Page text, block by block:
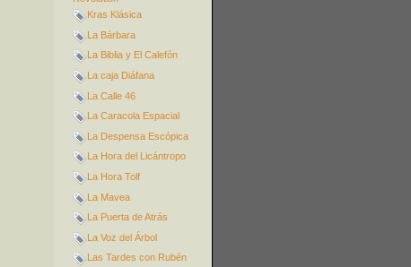
Kras Klásica
La Bárbara
La Biblia y El Calefón
La caja Diáfana
La Calle 46
La Caracola Espacial
La Despensa Escópica
La Hora del Licántropo
La Hora Tolf
La Mavea
La Puerta de Atrás
La Voz del Árbol
Las Tardes con Rubén